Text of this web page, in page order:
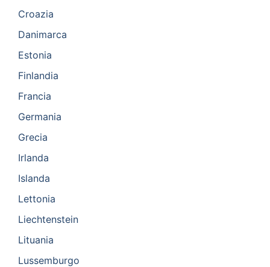
Croazia
Danimarca
Estonia
Finlandia
Francia
Germania
Grecia
Irlanda
Islanda
Lettonia
Liechtenstein
Lituania
Lussemburgo